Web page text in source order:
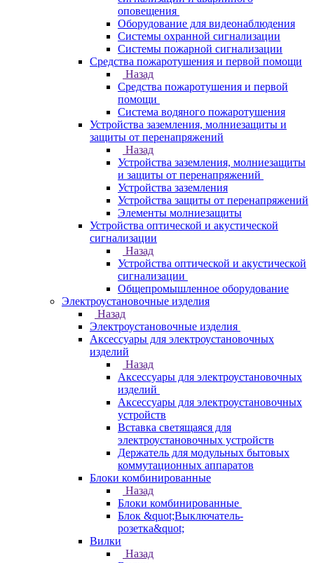
оповещения
Оборудование для видеонаблюдения
Системы охранной сигнализации
Системы пожарной сигнализации
Средства пожаротушения и первой помощи
Назад
Средства пожаротушения и первой
помощи
Система водяного пожаротушения
Устройства заземления, молниезащиты и
защиты от перенапряжений
Назад
Устройства заземления, молниезащиты
и защиты от перенапряжений
Устройства заземления
Устройства защиты от перенапряжений
Элементы молниезащиты
Устройства оптической и акустической
сигнализации
Назад
Устройства оптической и акустической
сигнализации
Общепромышленное оборудование
Электроустановочные изделия
Назад
Электроустановочные изделия
Аксессуары для электроустановочных
изделий
Назад
Аксессуары для электроустановочных
изделий
Аксессуары для электроустановочных
устройств
Вставка светящаяся для
электроустановочных устройств
Держатель для модульных бытовых
коммутационных аппаратов
Блоки комбинированные
Назад
Блоки комбинированные
Блок &quot;Выключатель-
розетка&quot;
Вилки
Назад